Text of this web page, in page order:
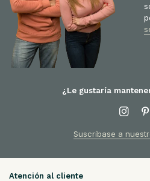
¿Le gustaría
Suscríbase a
Atención al cliente